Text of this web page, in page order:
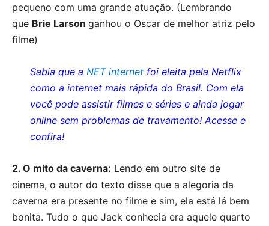
pequeno com uma grande atuação. (Lembrando
que Brie Larson ganhou o Oscar de melhor atriz pelo
filme)
Sabia que a NET internet foi eleita pela Netflix
como a internet mais rápida do Brasil. Com ela
você pode assistir filmes e séries e ainda jogar
online sem problemas de travamento! Acesse e
confira!
2. O mito da caverna: Lendo em outro site de
cinema, o autor do texto disse que a alegoria da
caverna era presente no filme e sim, ela está lá bem
bonita. Tudo o que Jack conhecia era aquele quarto